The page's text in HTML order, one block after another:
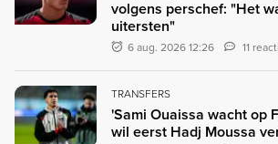
volgens perschef: "Het
uitersten"
6 aug. 2026 12:26 11
TRANSFERS
'Sami Ouaissa wacht op
wil eerst Hadj Moussa